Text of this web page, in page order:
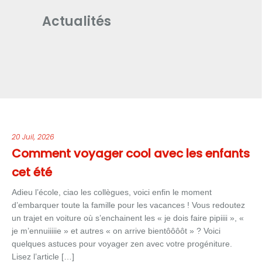
Actualités
20 Juil, 2026
Comment voyager cool avec les enfants
cet été
Adieu l’école, ciao les collègues, voici enfin le moment
d’embarquer toute la famille pour les vacances ! Vous redoutez
un trajet en voiture où s’enchainent les « je dois faire pipiiii », «
je m’ennuiiiiie » et autres « on arrive bientôôôôt » ? Voici
quelques astuces pour voyager zen avec votre progéniture.
Lisez l’article […]